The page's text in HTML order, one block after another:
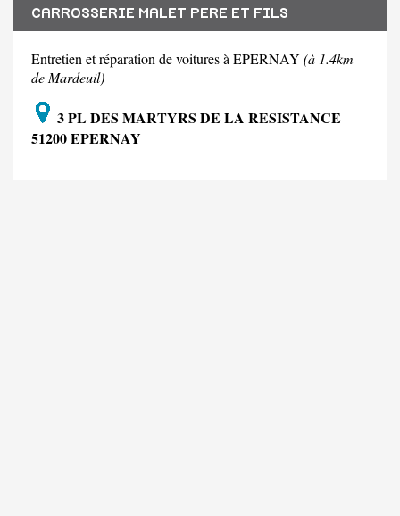
CARROSSERIE MALET PERE ET FILS
Entretien et réparation de voitures à EPERNAY (à 1.4km
de Mardeuil)
3 PL DES MARTYRS DE LA RESISTANCE
51200 EPERNAY